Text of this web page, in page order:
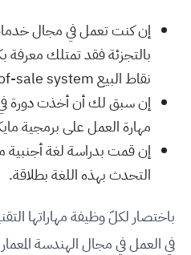
إن كنت تعمل في مجال
بالتجزئة فقد تمتلك معرفة
نقاط البيع point-of-sale system.
إن سبق لك أن أخذت دورة في
مهارة العمل على برمجية
إن قمت بدراسة لغة أجنبية
التحدث بهذه اللغة بطلاقة.
باختصار لكلّ وظيفة مهاراتها
في العمل في مجال الهندسة